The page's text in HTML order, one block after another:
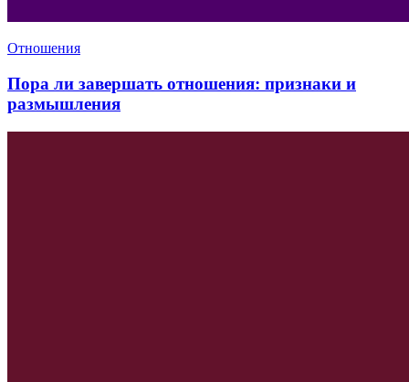
Отношения
Пора ли завершать отношения: признаки и
размышления